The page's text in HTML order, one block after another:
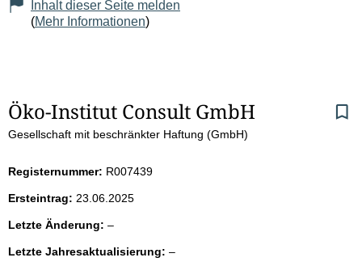
Inhalt dieser Seite melden
(Mehr Informationen)
S
e
i
t
e
Öko-Institut Consult GmbH
Gesellschaft mit beschränkter Haftung (GmbH)
Registernummer: R007439
Ersteintrag: 23.06.2025
Letzte Änderung: –l
e
Letzte Jahresaktualisierung: –l